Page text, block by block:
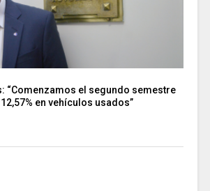
“Comenzamos el segundo semestre
en vehículos usados”